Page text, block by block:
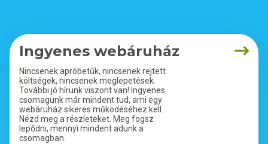
Ingyenes webáruház
Nincsenek apróbetűk, nincsenek rejtett
költségek, nincsenek meglepetések.
További jó hírünk viszont van! Ingyenes
csomagunk már mindent tud, ami egy
webáruház sikeres működéséhez kell.
Nézd meg a részleteket. Meg fogsz
lepődni, mennyi mindent adunk a
csomagban.